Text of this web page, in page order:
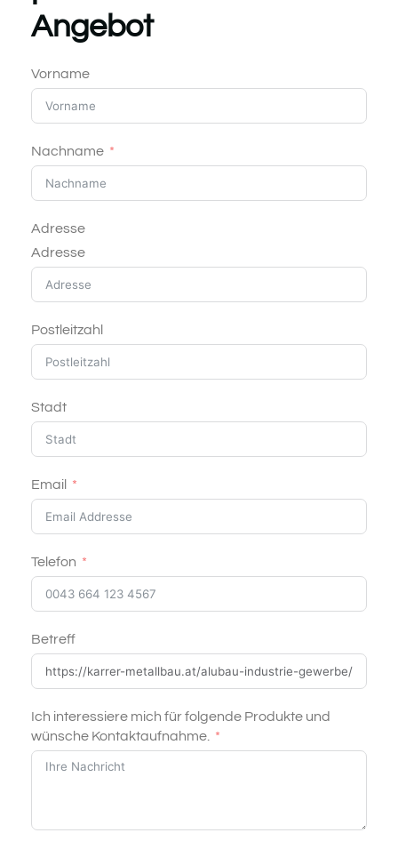
Angebot
Vorname
Nachname
Adresse
Adresse
Postleitzahl
Stadt
Email
Telefon
Betreff
Ich interessiere mich für folgende Produkte und
wünsche Kontaktaufnahme.